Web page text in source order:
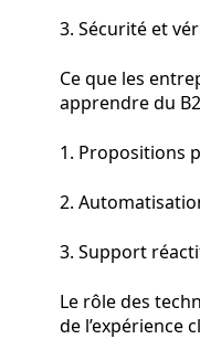
3. Sécurité et
Ce que les
apprendre du
1. Propositions
2.
3. Support
Le rôle des
de l’expérience